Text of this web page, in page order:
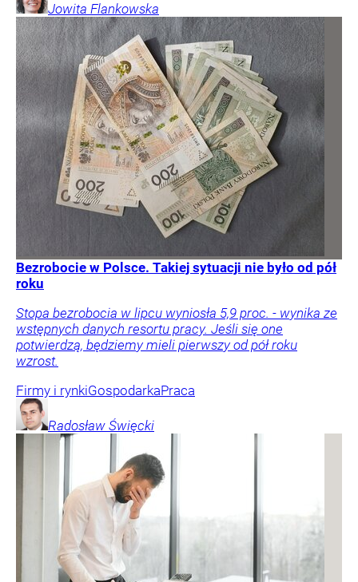
Jowita Flankowska
Bezrobocie w Polsce. Takiej sytuacji nie było od pół
roku
Stopa bezrobocia w lipcu wyniosła 5,9 proc. - wynika ze
wstępnych danych resortu pracy. Jeśli się one
potwierdzą, będziemy mieli pierwszy od pół roku
wzrost.
Firmy i rynkiGospodarkaPraca
Radosław Święcki